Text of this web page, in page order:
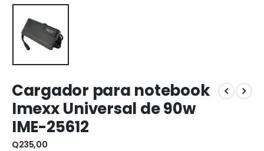
Cargador para notebook
Imexx Universal de 90w
IME-25612
Q235,00